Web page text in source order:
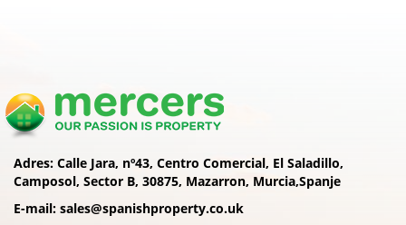
Adres: Calle Jara, nº43, Centro Comercial, El Saladillo,
Camposol, Sector B, 30875, Mazarron, Murcia,Spanje
E-mail: sales@spanishproperty.co.uk